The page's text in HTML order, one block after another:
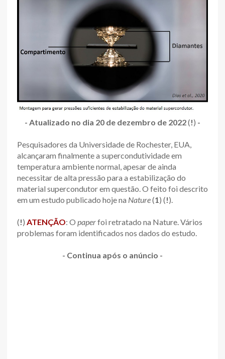
- Atualizado no dia 20 de dezembro de 2022(!) -
Pesquisadores da Universidade de Rochester, EUA,
alcançaram finalmente a supercondutividade em
temperatura ambiente normal, apesar de ainda
necessitar de alta pressão para a estabilização do
material supercondutor em questão. O feito foi descrito
em um estudo publicado hoje na Nature(1) (!).
(!) ATENÇÃO: O paperfoi retratado na Nature. Vários
problemas foram identificados nos dados do estudo.
- Continua após o anúncio -